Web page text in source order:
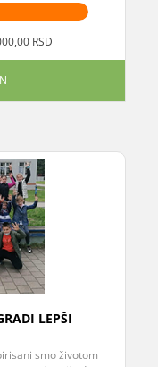
RSD
LEPŠI
smo životom